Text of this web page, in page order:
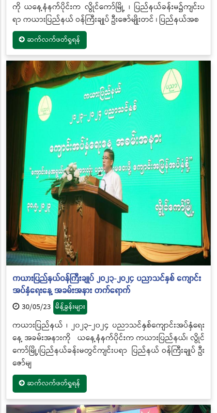
ကို ယနေ့နံနက်ပိုင်းက လွိုင်ကော်မြို့ ၊ ပြည်နယ်ခန်းမ၌ကျင်းပ
ရာ ကယားပြည်နယ် ဝန်ကြီးချုပ် ဦးဇော်မျိုးတင် ၊ ပြည်နယ်အစ
ဆက်လက်ဖတ်ရှုရန်
ကယားပြည်နယ်ဝန်ကြီးချုပ် ၂၀၂၃-၂၀၂၄ ပညာသင်နှစ် ကျောင်း
အပ်နှံရေးနေ့ အခမ်းအနား တက်ရောက်
30/05/23 မိန့်ခွန်းများ
ကယားပြည်နယ် ၊ ၂၀၂၃-၂၀၂၄ ပညာသင်နှစ်ကျောင်းအပ်နှံရေး
နေ့ အခမ်းအနားကို ယနေ့နံနက်ပိုင်းက ကယားပြည်နယ်၊ လွိုင်
ကော်မြို့၊ပြည်နယ်ခန်းမတွင်ကျင်းပရာ ပြည်နယ် ဝန်ကြီးချုပ် ဦး
ဇော်မျ
ဆက်လက်ဖတ်ရှုရန်